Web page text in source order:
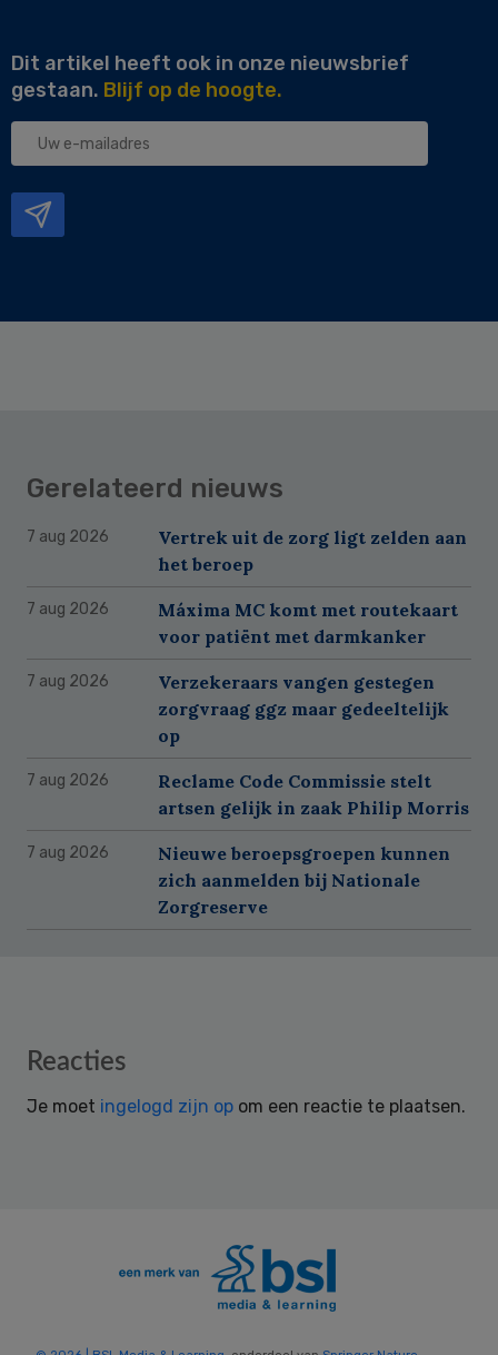
Dit artikel heeft ook in onze nieuwsbrief
gestaan. Blijf op de hoogte.
Uw
Gerelateerd nieuws
7 aug 2026
Vertrek uit de zorg ligt zelden aan
het beroep
7 aug 2026
Máxima MC komt met routekaart
voor patiënt met darmkanker
7 aug 2026
Verzekeraars vangen gestegen
zorgvraag ggz maar gedeeltelijk
op
7 aug 2026
Reclame Code Commissie stelt
artsen gelijk in zaak Philip Morris
7 aug 2026
Nieuwe beroepsgroepen kunnen
zich aanmelden bij Nationale
Zorgreserve
Reader
Reacties
Je moet ingelogd zijn op om een reactie te plaatsen.